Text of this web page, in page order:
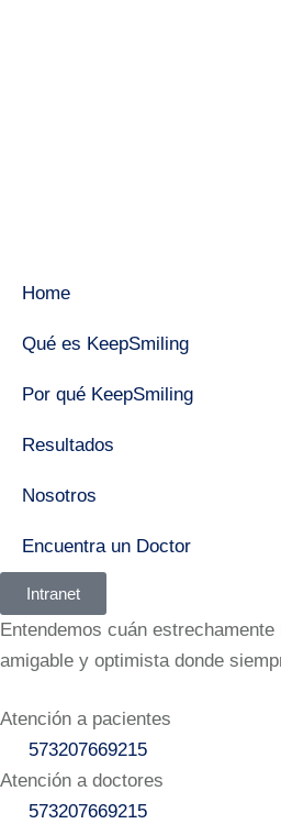
Home
Qué es KeepSmiling
Por qué KeepSmiling
Resultados
Nosotros
Encuentra un Doctor
Intranet
Entendemos cuán
amigable y optimista donde
Atención a pacientes
573207669215‬
Atención a doctores
573207669215‬